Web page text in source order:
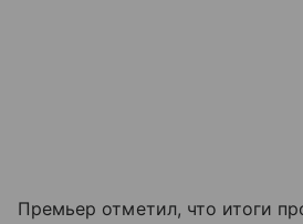
Премьер отметил, что итоги